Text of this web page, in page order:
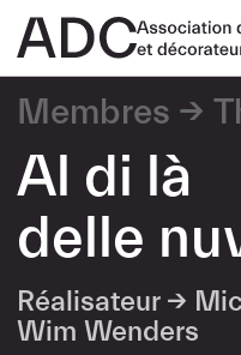
Membres
Al di là
delle
Réalisateur →
Wim Wenders